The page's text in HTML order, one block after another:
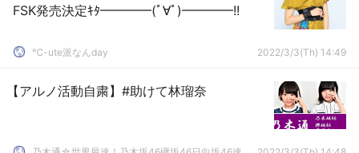
FSK発売決定ｷﾀ━━━━(ﾟ∀ﾟ)━━━━!!
℃-ute派なんday 2022/3/3(Th) 14:49
【アルノ活動自粛】#助けて林瑠奈